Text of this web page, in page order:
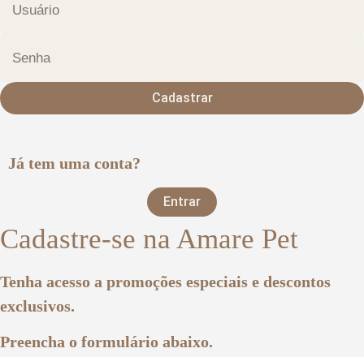
Cadastrar
Já tem uma conta?
Entrar
Cadastre-se na Amare Pet
Tenha acesso a promoções especiais e descontos
exclusivos.
Preencha o formulário abaixo.